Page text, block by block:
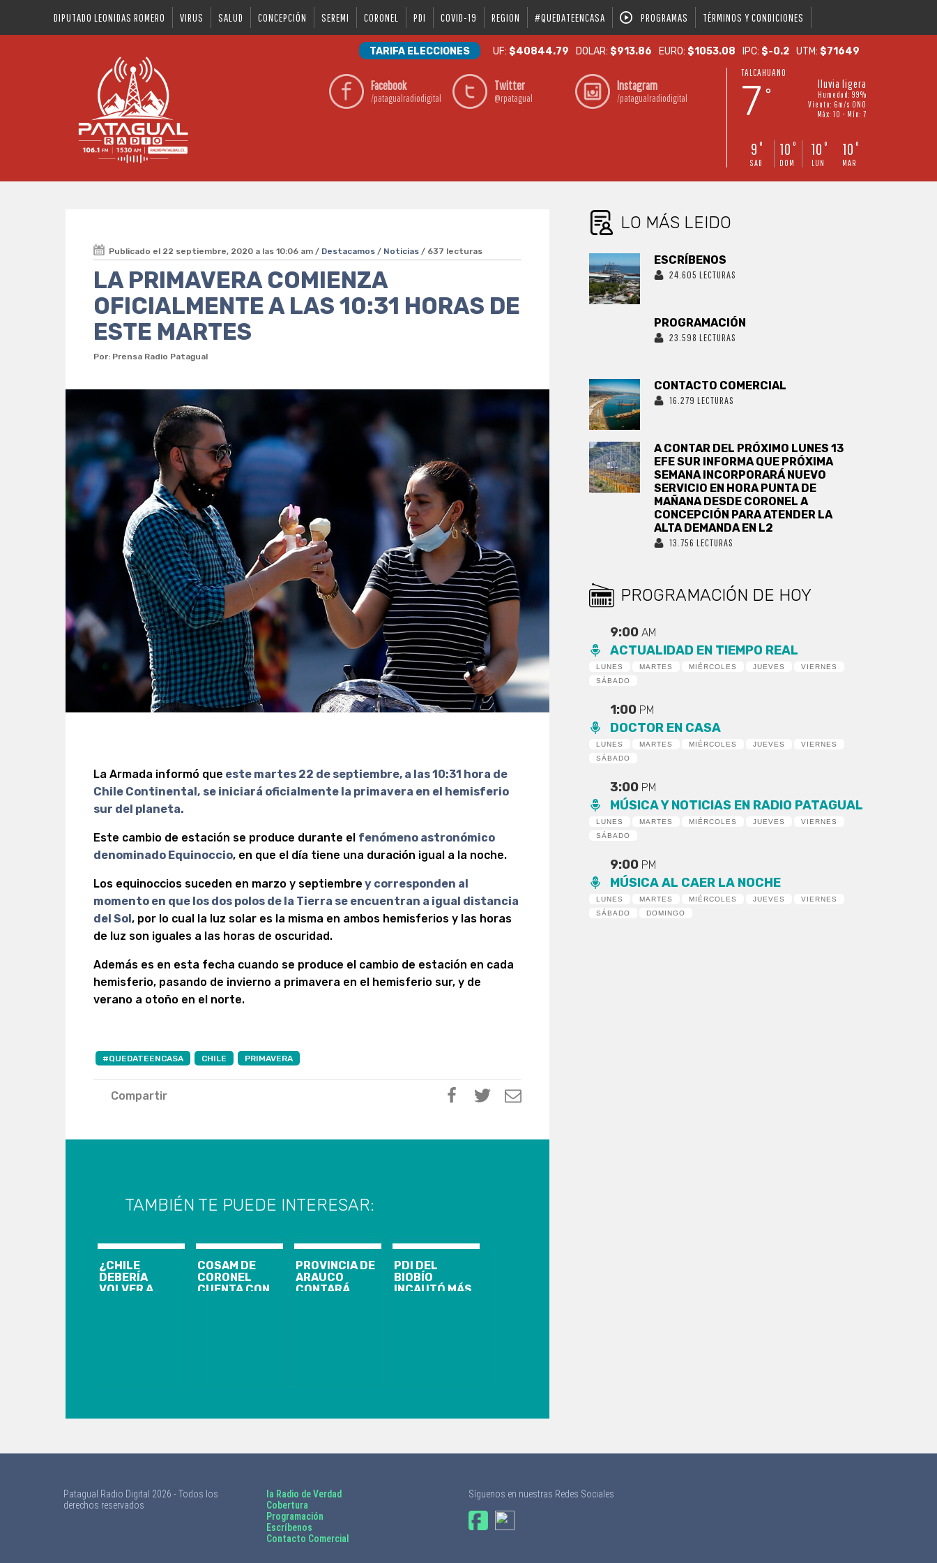
DIPUTADO LEONIDAS ROMERO VIRUS SALUD CONCEPCIÓN SEREMI CORONEL PDI COVID-19 REGION #QUEDATEENCASA PROGRAMAS TÉRMINOS Y CONDICIONES
TARIFA ELECCIONES UF:$40844.79 DOLAR:$913.86 EURO:$1053.08 IPC:$-0.2 UTM:$71649
Facebook
/patagualradiodigital
Twitter
@rpatagual
Instagram
/patagualradiodigital
TALCAHUANO
7 °
lluvia ligera
Humedad: 99%
Viento: 6m/s ONO
Máx: 10 • Mín: 7
9 °
SAB
10 °
DOM
10 °
LUN
10 °
MAR
Publicado el 22 septiembre, 2020 a las 10:06 am / Destacamos / Noticias / 637 lecturas
LA PRIMAVERA COMIENZA
OFICIALMENTE A LAS 10:31 HORAS DE
ESTE MARTES
Por: Prensa Radio Patagual
La Armada informó que este martes 22 de septiembre, a las 10:31 hora de
Chile Continental, se iniciará oficialmente la primavera en el hemisferio
sur del planeta.
Este cambio de estación se produce durante el fenómeno astronómico
denominado Equinoccio, en que el día tiene una duración igual a la noche.
Los equinoccios suceden en marzo y septiembre y corresponden al
momento en que los dos polos de la Tierra se encuentran a igual distancia
del Sol, por lo cual la luz solar es la misma en ambos hemisferios y las horas
de luz son iguales a las horas de oscuridad.
Además es en esta fecha cuando se produce el cambio de estación en cada
hemisferio, pasando de invierno a primavera en el hemisferio sur, y de
verano a otoño en el norte.
#QUEDATEENCASA CHILE PRIMAVERA
Compartir
TAMBIÉN TE PUEDE INTERESAR:
¿CHILE
DEBERÍA
VOLVER A
COSAM DE
CORONEL
CUENTA CON
PROVINCIA DE
ARAUCO
CONTARÁ
PDI DEL
BIOBÍO
INCAUTÓ MÁS
LO MÁS LEIDO
ESCRÍBENOS
24.605 LECTURAS
PROGRAMACIÓN
23.598 LECTURAS
CONTACTO COMERCIAL
16.279 LECTURAS
A CONTAR DEL PRÓXIMO LUNES 13
EFE SUR INFORMA QUE PRÓXIMA
SEMANA INCORPORARÁ NUEVO
SERVICIO EN HORA PUNTA DE
MAÑANA DESDE CORONEL A
CONCEPCIÓN PARA ATENDER LA
ALTA DEMANDA EN L2
13.756 LECTURAS
PROGRAMACIÓN DE HOY
9:00AM
ACTUALIDAD EN TIEMPO REAL
LUNES MARTES MIÉRCOLES JUEVES
VIERNES
SÁBADO
1:00 PM
DOCTOR EN CASA
LUNES MARTES MIÉRCOLES JUEVES
VIERNES
SÁBADO
3:00 PM
MÚSICA Y NOTICIAS EN RADIO PATAGUAL
LUNES MARTES MIÉRCOLES JUEVES
VIERNES
SÁBADO
9:00 PM
MÚSICA AL CAER LA NOCHE
LUNES MARTES MIÉRCOLES JUEVES
VIERNES
SÁBADO
DOMINGO
Patagual Radio Digital 2026 - Todos los
derechos reservados
la Radio de Verdad
Cobertura
Programación
Escríbenos
Contacto Comercial
Síguenos en nuestras Redes Sociales